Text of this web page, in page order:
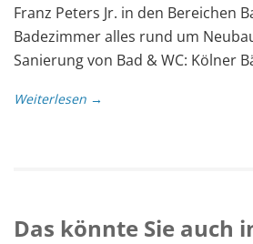
Franz Peters Jr. in den Bereichen
Badezimmer alles rund um
Sanierung von Bad & WC: Kölner
Weiterlesen →
Das könnte Sie auch